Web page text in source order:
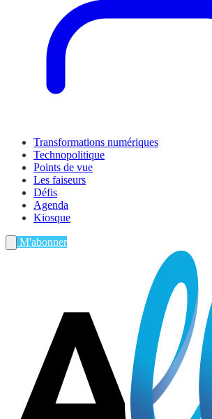
Transformations numériques
Technopolitique
Points de vue
Les faiseurs
Défis
Agenda
Kiosque
M'abonner